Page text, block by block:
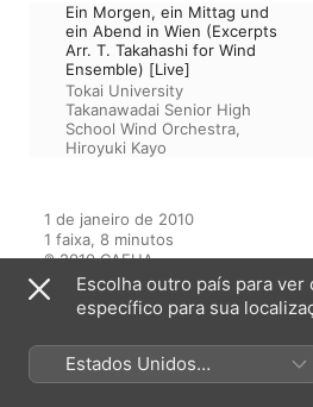
Ein Morgen, ein Mittag und
ein Abend in Wien (Excerpts
Arr. T. Takahashi for Wind
Ensemble) [Live]
Tokai University
Takanawadai Senior High
School Wind Orchestra,
Hiroyuki Kayo
1 de janeiro de 2010
1 faixa, 8 minutos
℗ 2010 CAFUA
Do álbum
Escolha outro país para ver
específico para sua
Estados Unidos
(Português Brasil)